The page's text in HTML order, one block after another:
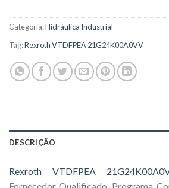
Categoria:Hidráulica Industrial
Tag:Rexroth VTDFPEA 21G24K00A0VV
DESCRIÇÃO
Rexroth VTDFPEA